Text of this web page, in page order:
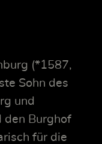
(*1587,
Sohn des
und
den Burghof
für die